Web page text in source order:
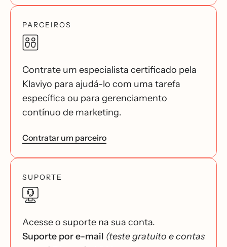
PARCEIROS
Contrate um especialista certificado pela
Klaviyo para ajudá-lo com uma tarefa
específica ou para gerenciamento
contínuo de marketing.
Contratar um parceiro
SUPORTE
Acesse o suporte na sua conta.
Suporte por e-mail (teste gratuito e contas